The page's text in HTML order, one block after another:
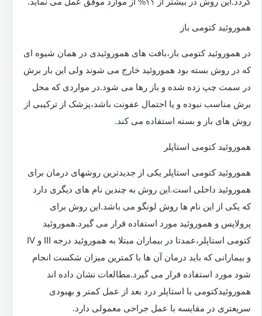
هموروئید کتومی باز
در هموروئید کتومی باز،بافت های هموروئیدی در همان شیوه ای
که در روش بسته بود هموروئید خارج می شوند ولی این بار برش
در سمت چپ زده شده و باز رها می شود.در مواردی که محل
برش مناسب نبوده و یا احتمال عفونت باشد،پزشک از ترکیبی از
روش های باز و بسته استفاده می کند.
هموروئید کتومی استاپلر
هموروئید کتومی استاپلر یکی از جدیدترین روشهای درمان برای
هموروئید داخلی است.این روش به چندین نام های دیگری دارد
که یکی از این نام ها روش لونگو می باشد.این روش برای
پرولاپس و هموروئید مورد استفاده قرار می گیرد.هموروئید
کتومی استاپلر،عمدتا در بیماران مبتلا به هموروئید درجه III و IV
و بیمارانی که باید درمان آن ها با کمترین میزان شکست انجام
شود مورد استفاده قرار می گیرد.مطالعات نشان داده اند
هموروئیدکتومی با استاپلر درد بعد از عمل کمتر و بهبودی
سریعتری در مقایسه با عمل جراحی معمولی دارد.